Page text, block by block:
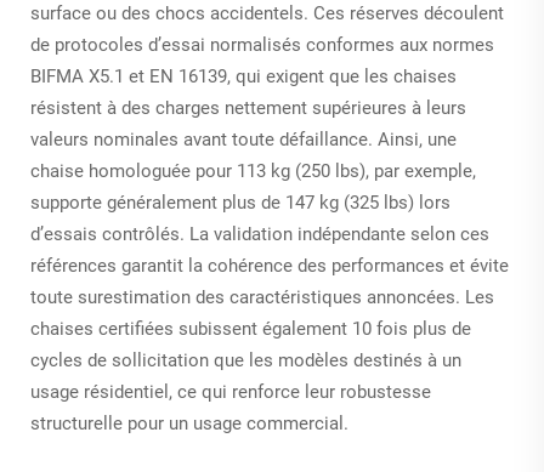
surface ou des chocs accidentels. Ces réserves découlent
de protocoles d’essai normalisés conformes aux normes
BIFMA X5.1 et EN 16139, qui exigent que les chaises
résistent à des charges nettement supérieures à leurs
valeurs nominales avant toute défaillance. Ainsi, une
chaise homologuée pour 113 kg (250 lbs), par exemple,
supporte généralement plus de 147 kg (325 lbs) lors
d’essais contrôlés. La validation indépendante selon ces
références garantit la cohérence des performances et évite
toute surestimation des caractéristiques annoncées. Les
chaises certifiées subissent également 10 fois plus de
cycles de sollicitation que les modèles destinés à un
usage résidentiel, ce qui renforce leur robustesse
structurelle pour un usage commercial.